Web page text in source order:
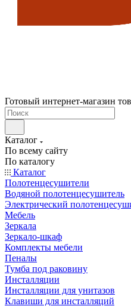
Готовый интернет-магазин
Каталог
По всему сайту
По каталогу
Каталог
Полотенцесушители
Водяной полотенцесушитель
Электрический
Мебель
Зеркала
Зеркало-шкаф
Комплекты мебели
Пеналы
Тумба под раковину
Инсталляции
Инсталляции для унитазов
Клавиши для инсталляций